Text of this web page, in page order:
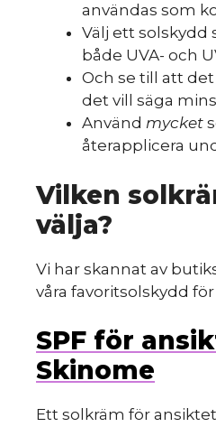
användas som
Välj ett solskydd
både UVA- och
Och se till att
det vill säga
Använd mycket
återapplicera
Vilken
välja?
Vi har skannat av
våra favoritsolskydd
SPF för
Skinome
Ett solkräm för